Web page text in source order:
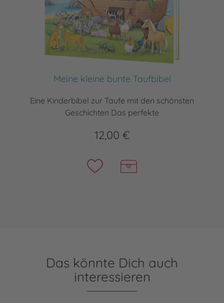
Meine kleine bunte Taufbibel
Eine Kinderbibel zur Taufe mit den schönsten
Geschichten Das perfekte
12,00 €
Das könnte Dich auch
interessieren